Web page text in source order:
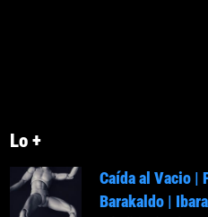
Lo +
Caída al Vacio |
Barakaldo |